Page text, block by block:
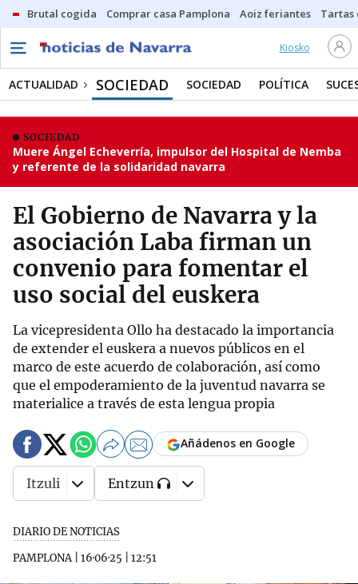
Brutal cogida Comprar casa Pamplona Aoiz feriantes Tartas
Kiosko
ACTUALIDAD SOCIEDAD SOCIEDAD POLÍTICA
SOCIEDAD
Muere Ángel Echeverría, impulsor del Hospital de Nemba
y referente de la solidaridad navarra
El Gobierno de Navarra y la
asociación Laba firman un
convenio para fomentar el
uso social del euskera
La vicepresidenta Ollo ha destacado la importancia
de extender el euskera a nuevos públicos en el
marco de este acuerdo de colaboración, así como
que el empoderamiento de la juventud navarra se
materialice a través de esta lengua propia
DIARIO DE NOTICIAS
PAMPLONA| 16·06·25 12:51
Añádenos en Google
Itzuli Entzun